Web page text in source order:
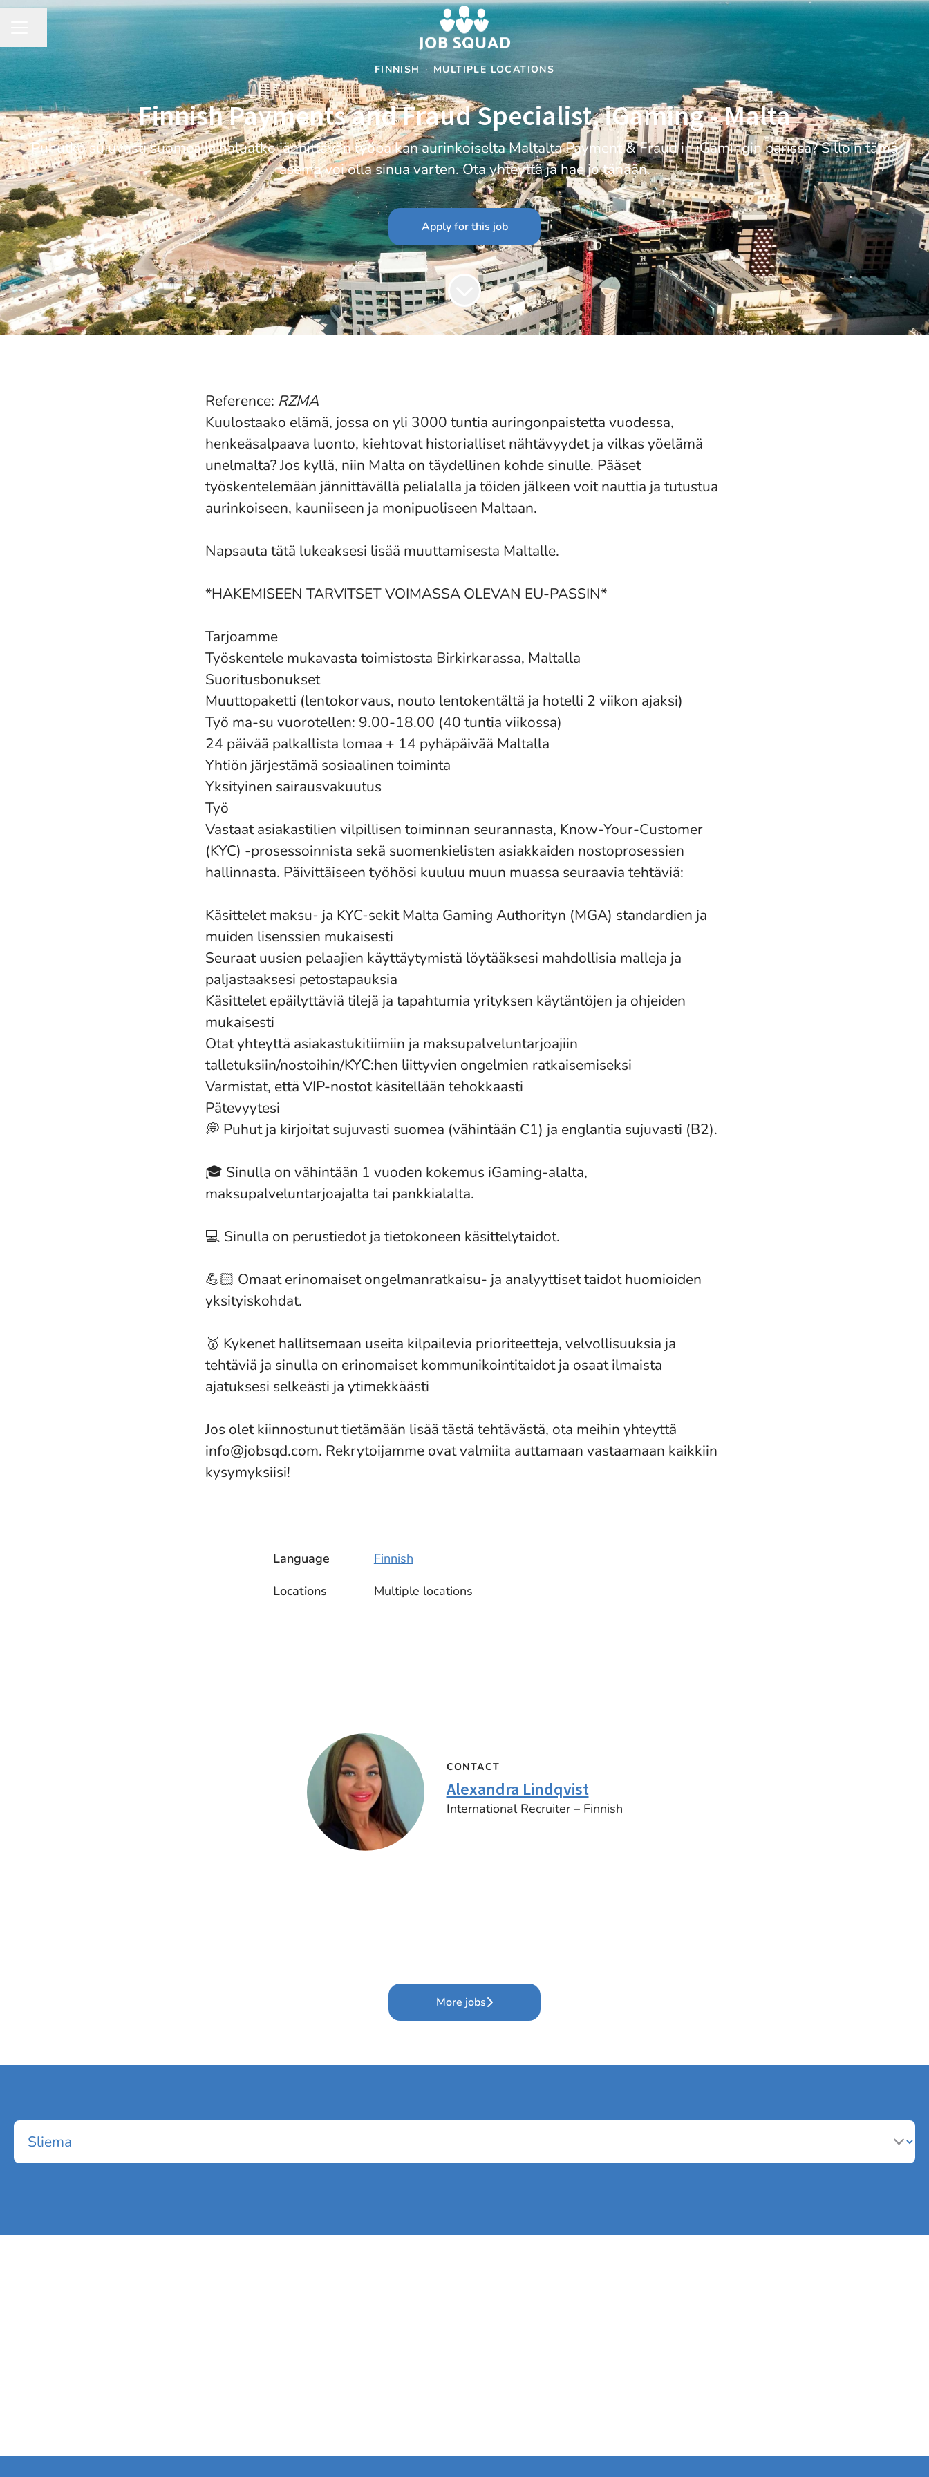
FINNISH · MULTIPLE LOCATIONS
Finnish Payments and Fraud Specialist, iGaming - Malta
Puhutko sujuvasti suomea ja haluatko jännittävän työpaikan aurinkoiselta Maltalta Payment & Fraud in iGamingin parissa? Silloin tämä
asema voi olla sinua varten. Ota yhteyttä ja hae jo tänään.
Apply for this job
Reference: RZMA
Kuulostaako elämä, jossa on yli 3000 tuntia auringonpaistetta vuodessa,
henkeäsalpaava luonto, kiehtovat historialliset nähtävyydet ja vilkas yöelämä
unelmalta? Jos kyllä, niin Malta on täydellinen kohde sinulle. Pääset
työskentelemään jännittävällä pelialalla ja töiden jälkeen voit nauttia ja tutustua
aurinkoiseen, kauniiseen ja monipuoliseen Maltaan.
Napsauta tätä lukeaksesi lisää muuttamisesta Maltalle.
*HAKEMISEEN TARVITSET VOIMASSA OLEVAN EU-PASSIN*
Tarjoamme
Työskentele mukavasta toimistosta Birkirkarassa, Maltalla
Suoritusbonukset
Muuttopaketti (lentokorvaus, nouto lentokentältä ja hotelli 2 viikon ajaksi)
Työ ma-su vuorotellen: 9.00-18.00 (40 tuntia viikossa)
24 päivää palkallista lomaa + 14 pyhäpäivää Maltalla
Yhtiön järjestämä sosiaalinen toiminta
Yksityinen sairausvakuutus
Työ
Vastaat asiakastilien vilpillisen toiminnan seurannasta, Know-Your-Customer
(KYC) -prosessoinnista sekä suomenkielisten asiakkaiden nostoprosessien
hallinnasta. Päivittäiseen työhösi kuuluu muun muassa seuraavia tehtäviä:
Käsittelet maksu- ja KYC-sekit Malta Gaming Authorityn (MGA) standardien ja
muiden lisenssien mukaisesti
Seuraat uusien pelaajien käyttäytymistä löytääksesi mahdollisia malleja ja
paljastaaksesi petostapauksia
Käsittelet epäilyttäviä tilejä ja tapahtumia yrityksen käytäntöjen ja ohjeiden
mukaisesti
Otat yhteyttä asiakastukitiimiin ja maksupalveluntarjoajiin
talletuksiin/nostoihin/KYC:hen liittyvien ongelmien ratkaisemiseksi
Varmistat, että VIP-nostot käsitellään tehokkaasti
Pätevyytesi
💭 Puhut ja kirjoitat sujuvasti suomea (vähintään C1) ja englantia sujuvasti (B2).
🎓 Sinulla on vähintään 1 vuoden kokemus iGaming-alalta,
maksupalveluntarjoajalta tai pankkialalta.
💻 Sinulla on perustiedot ja tietokoneen käsittelytaidot.
💪🏻 Omaat erinomaiset ongelmanratkaisu- ja analyyttiset taidot huomioiden
yksityiskohdat.
🥇 Kykenet hallitsemaan useita kilpailevia prioriteetteja, velvollisuuksia ja
tehtäviä ja sinulla on erinomaiset kommunikointitaidot ja osaat ilmaista
ajatuksesi selkeästi ja ytimekkäästi
Jos olet kiinnostunut tietämään lisää tästä tehtävästä, ota meihin yhteyttä
info@jobsqd.com. Rekrytoijamme ovat valmiita auttamaan vastaamaan kaikkiin
kysymyksiisi!
Language
Finnish
Locations
Multiple locations
CONTACT
Alexandra Lindqvist
International Recruiter – Finnish
More jobs